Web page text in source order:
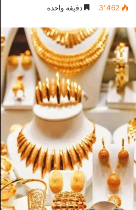
3٬462 دقيقة واحدة